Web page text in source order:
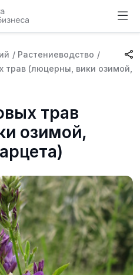
/ Растениеводство /
трав (люцерны, вики озимой,
трав
озимой,